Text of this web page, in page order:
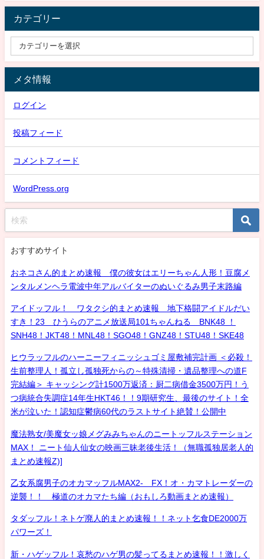
カテゴリー
メタ情報
ログイン
投稿フィード
コメントフィード
WordPress.org
おすすめサイト
おネコさん的まとめ速報 僕の彼女はエリーちゃん人形！豆腐メ
ンタルメンヘラ電波中年アルバイターのぬいぐるみ男子末路編
アイドッフル！ ワタクシ的まとめ速報 地下格闘アイドルだい
すき！23 ひうらのアニメ放送局101ちゃんねる BNK48 ！
SNH48！JKT48！MNL48！SGO48！GNZ48！STU48！SKE48
ヒウラッフルのハーニーフィニッシュゴミ屋敷補完計画 ＜必殺！
生前整理人！孤立し孤独死からの～特殊清掃・遺品整理への道F
完結編＞ キャッシング計1500万返済：厨二病借金3500万円！う
つ病統合失調症14年生HKT46！！9期研究生、最後のサイト！全
米が泣いた！認知症鬱病60代のラストサイト絶賛！公開中
魔法熟女/美魔女ッ娘メグみみちゃんのニートッフルステーション
MAX！ ニート仙人仙女の映画三昧老後生活！（無職孤独居老人的
まとめ速報Z)]
乙女系腐男子のオカマッフルMAX2- FX！オ・カマトレーダーの
逆襲！！ 極道のオカマたち編（おもしろ動画まとめ速報）
タダッフル！ネトゲ廃人的まとめ速報！！ネット乞食DE2000万
パワーズ！
新・ハゲッフル！哀愁のハゲ男の髪ってるまとめ速報！！激しく